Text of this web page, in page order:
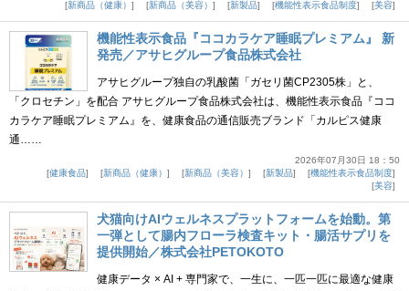
新商品（健康）
新商品（美容） 新製品 機能性表示食品制度 美容
機能性表示食品『ココカラケア睡眠プレミアム』 新
発売／アサヒグループ食品株式会社
アサヒグループ独自の乳酸菌「ガセリ菌CP2305株」と、
「クロセチン」を配合 アサヒグループ食品株式会社は、機能性表示食品『ココ
カラケア睡眠プレミアム』を、健康食品の通信販売ブランド「カルピス健康
通……
2026年07月30日 18：50
健康食品
新商品（健康） 新商品（美容） 新製品
機能性表示食品制度
美容
犬猫向けAIウェルネスプラットフォームを始動。第
一弾として腸内フローラ検査キット・腸活サプリを
提供開始／株式会社PETOKOTO
健康データ × AI + 専門家で、一生に、一匹一匹に最適な健康